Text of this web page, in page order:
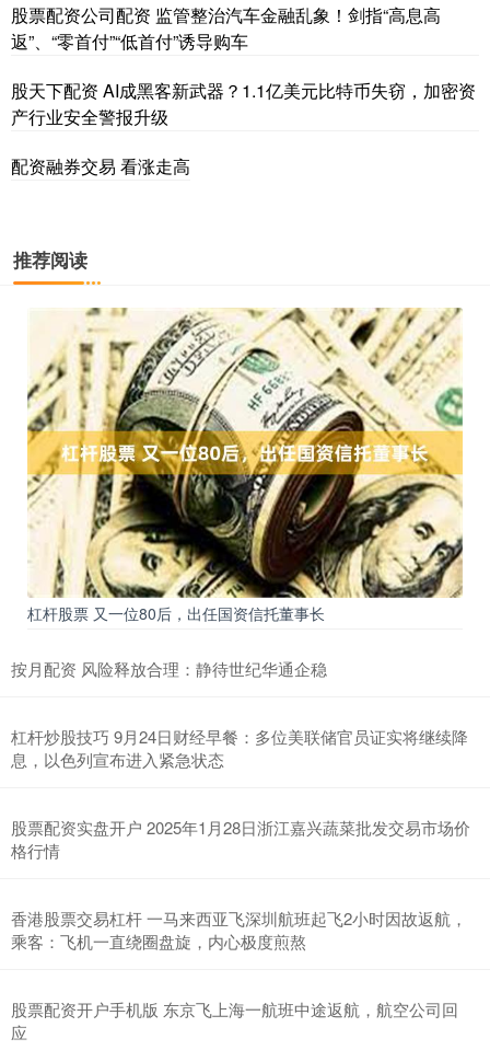
股票配资公司配资 监管整治汽车金融乱象！剑指“高息高
返”、“零首付”“低首付”诱导购车
股天下配资 AI成黑客新武器？1.1亿美元比特币失窃，加密资
产行业安全警报升级
配资融券交易 看涨走高
推荐阅读
杠杆股票 又一位80后，出任国资信托董事长
按月配资 风险释放合理：静待世纪华通企稳
杠杆炒股技巧 9月24日财经早餐：多位美联储官员证实将继续降
息，以色列宣布进入紧急状态
股票配资实盘开户 2025年1月28日浙江嘉兴蔬菜批发交易市场价
格行情
香港股票交易杠杆 一马来西亚飞深圳航班起飞2小时因故返航，
乘客：飞机一直绕圈盘旋，内心极度煎熬
股票配资开户手机版 东京飞上海一航班中途返航，航空公司回
应